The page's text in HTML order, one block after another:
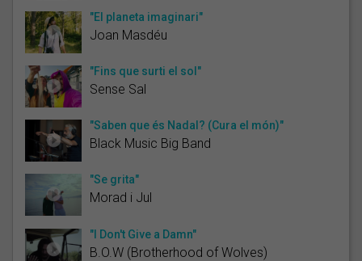
"El planeta imaginari"
Joan Masdéu
"Fins que surti el sol"
Sense Sal
"Saben que és Nadal? (Cura el món)"
Black Music Big Band
"Se grita"
Morad i Jul
"I Don't Give a Damn"
B.O.W (Brotherhood of Wolves)